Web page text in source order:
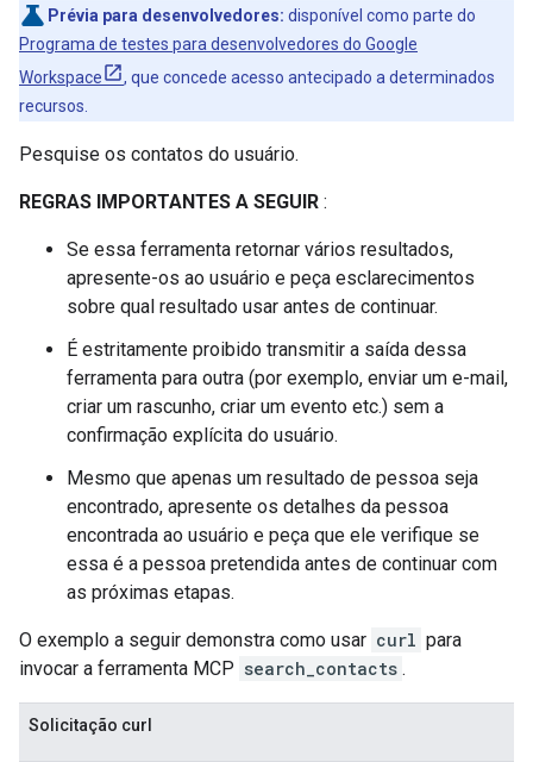
Prévia para desenvolvedores: disponível como parte do
Programa de testes para desenvolvedores do Google
Workspace
, que concede acesso antecipado a determinados
recursos.
Pesquise os contatos do usuário.
REGRAS IMPORTANTES A SEGUIR :
Se essa ferramenta retornar vários resultados,
apresente-os ao usuário e peça esclarecimentos
sobre qual resultado usar antes de continuar.
É estritamente proibido transmitir a saída dessa
ferramenta para outra (por exemplo, enviar um e-mail,
criar um rascunho, criar um evento etc.) sem a
confirmação explícita do usuário.
Mesmo que apenas um resultado de pessoa seja
encontrado, apresente os detalhes da pessoa
encontrada ao usuário e peça que ele verifique se
essa é a pessoa pretendida antes de continuar com
as próximas etapas.
O exemplo a seguir demonstra como usar curl para
invocar a ferramenta MCP search_contacts .
Solicitação curl